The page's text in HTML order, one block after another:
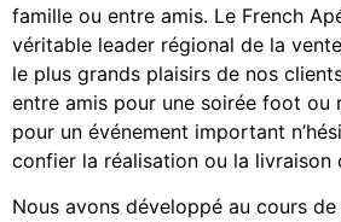
famille ou entre amis. Le French
véritable leader régional de la
le plus grands plaisirs de nos
entre amis pour une soirée foot ou
pour un événement important
confier la réalisation ou la livraison
Nous avons développé au cours